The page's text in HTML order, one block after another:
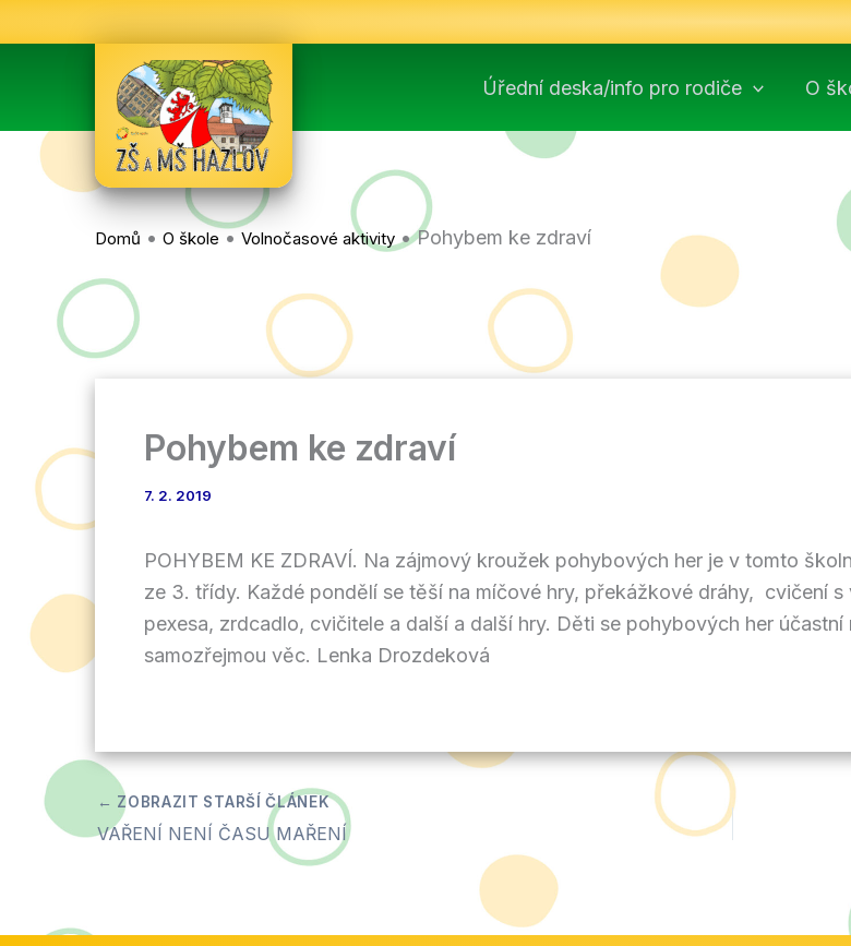
na
Úřední deska/info pro rodiče O
Domů • O škole • Volnočasové aktivity •Pohybem ke zdraví
Pohybem ke zdraví
7. 2. 2019
POHYBEM KE ZDRAVÍ. Na zájmový kroužek pohybových her je v tomto
ze 3. třídy. Každé pondělí se těší na míčové hry, překážkové dráhy, cvičení
pexesa, zrdcadlo, cvičitele a další a další hry. Děti se pohybových her
samozřejmou věc. Lenka Drozdeková
VAŘENÍ NENÍ ČASU MAŘENÍ